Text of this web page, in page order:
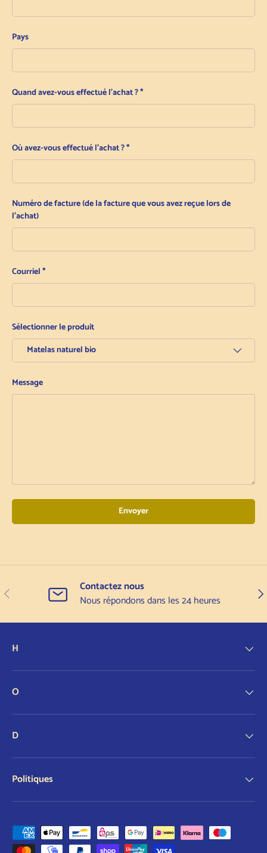
Pays
Quand avez-vous effectué l'achat ?
Où avez-vous effectué l'achat ?
Numéro de facture (de la facture que vous avez reçue lors de
l'achat)
Courriel
Sélectionner le produit
Message
Envoyer
Précédent
Contactez nous
Nous répondons dans les 24 heures
H
O
D
Politiques
Modes de paiement acceptés